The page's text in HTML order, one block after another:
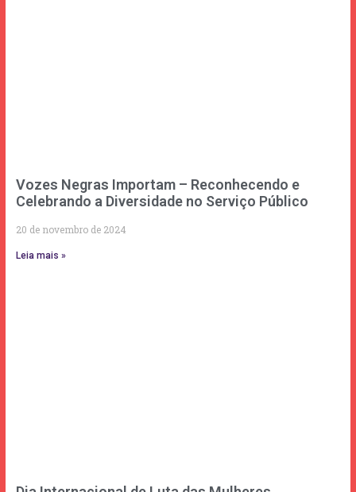
Vozes Negras Importam – Reconhecendo e
Celebrando a Diversidade no Serviço Público
20 de novembro de 2024
Leia mais »